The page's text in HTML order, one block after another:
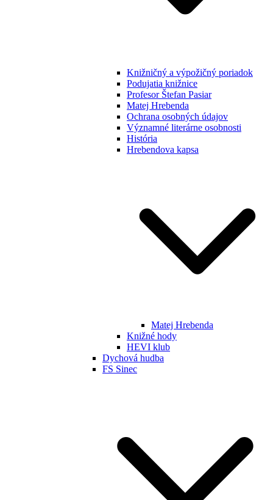
Knižničný a výpožičný poriadok
Podujatia knižnice
Profesor Štefan Pasiar
Matej Hrebenda
Ochrana osobných údajov
Významné literárne osobnosti
História
Hrebendova kapsa
Matej Hrebenda
Knižné hody
HEVI klub
Dychová hudba
FS Sinec